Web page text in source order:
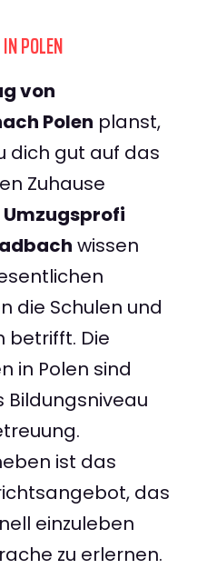
POLEN
von
Polen planst,
dich gut auf das
Zuhause
Umzugsprofi
wissen
die Schulen und
betrifft. Die
in Polen sind
Bildungsniveau
ist das
das
einzuleben
zu erlernen.